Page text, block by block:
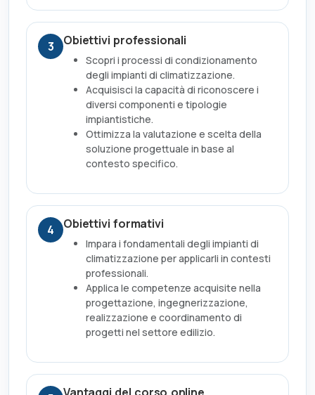
3 Obiettivi professionali
Scopri i processi di condizionamento
degli impianti di climatizzazione.
Acquisisci la capacità di riconoscere i
diversi componenti e tipologie
impiantistiche.
Ottimizza la valutazione e scelta della
soluzione progettuale in base al
contesto specifico.
4 Obiettivi formativi
Impara i fondamentali degli impianti di
climatizzazione per applicarli in contesti
professionali.
Applica le competenze acquisite nella
progettazione, ingegnerizzazione,
realizzazione e coordinamento di
progetti nel settore edilizio.